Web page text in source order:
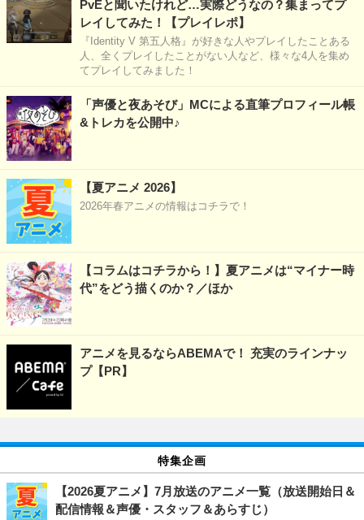
PvEと聞いたけれど…実際どうなの？集まってプ
レイしてみた！【プレイレポ】
『Identity V 第五人格』が好きな人やプレイしたことある
人、全くプレイしたことがない人など、様々な4人を集め
てプレイしてみました！
「声優と夜あそび」MCによる直筆プロフィール帳
&トレカを公開中♪
【夏アニメ 2026】
2026年春アニメの情報はコチラで！
【コラムはコチラから！】夏アニメは“マイナー時
代”をどう描くのか？／ほか
アニメを見るならABEMAで！ 充実のラインナッ
プ【PR】
特集企画
【2026夏アニメ】7月放送のアニメ一覧（放送開始日＆
配信情報＆声優・スタッフ＆あらすじ）